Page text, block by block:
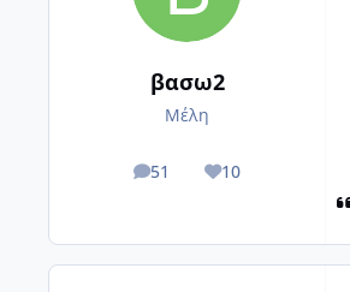
βασω2
Μέλη
51
posts 10
Reputation